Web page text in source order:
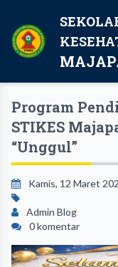
Program
STIKES
“Unggul”
Kamis, 12 Maret
Admin Blog
0 komentar